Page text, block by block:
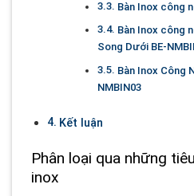
Bàn Inox công
Bàn Inox công
Song Dưới BE-
Bàn Inox Công
NMBIN03
Kết luận
Phân loại qua những
inox